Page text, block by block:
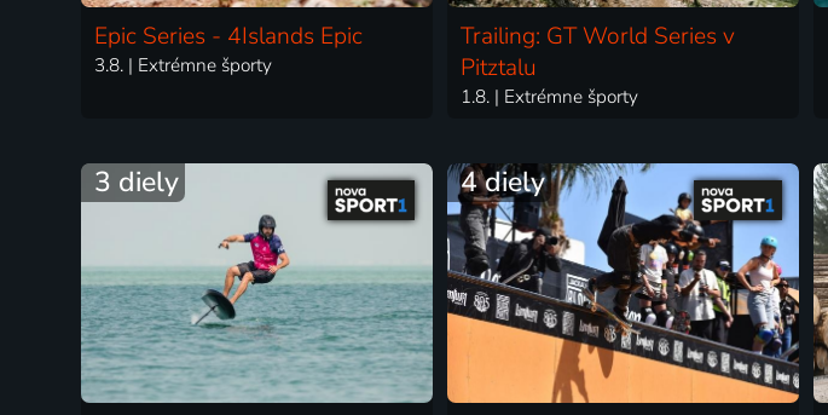
Epic Series - 4Islands Epic
3.8. | Extrémne športy
Trailing: GT World Series v
Pitztalu
1.8. | Extrémne športy
3 diely 4 diely